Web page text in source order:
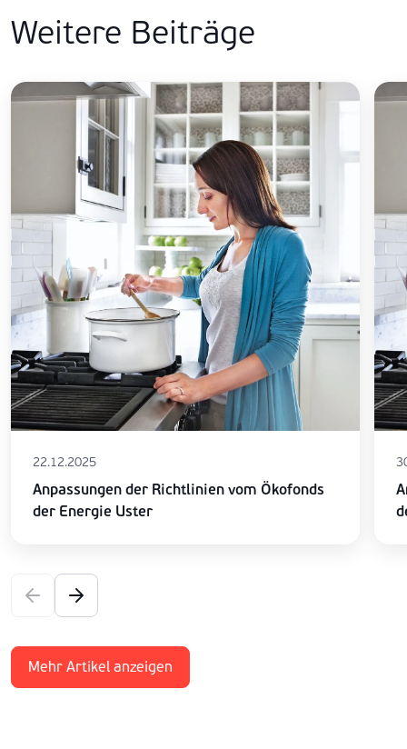
Weitere Beiträge
22.12.2025
Anpassungen der Richtlinien vom Ökofonds
der Energie Uster
Mehr Artikel anzeigen